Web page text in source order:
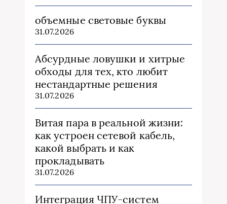
объемные световые буквы
31.07.2026
Абсурдные ловушки и хитрые
обходы для тех, кто любит
нестандартные решения
31.07.2026
Витая пара в реальной жизни:
как устроен сетевой кабель,
какой выбрать и как
прокладывать
31.07.2026
Интеграция ЧПУ-систем